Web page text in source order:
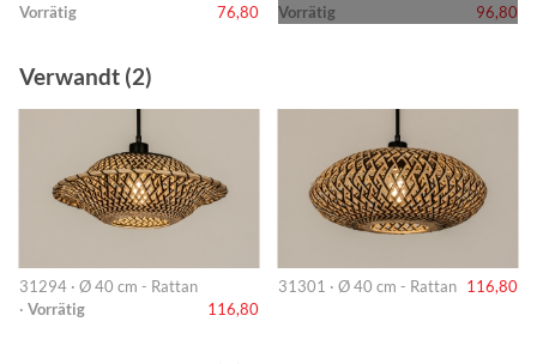
Vorrätig
76,80
Vorrätig
96,80
Verwandt (2)
31294 · Ø 40 cm - Rattan
· Vorrätig 116,80
31301 · Ø 40 cm - Rattan 116,80